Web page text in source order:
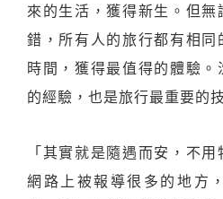
來的生活，獲得新生。但
錯，所有人的旅行都有相
時間，獲得最值得的體驗
的經驗，也是旅行最重要的
「其實就是隨遇而安，不
網路上被報導很多的地方